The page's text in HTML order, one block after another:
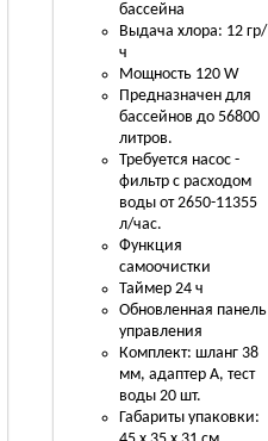
бассейна
Выдача хлора: 12 гр/
ч
Мощность 120 W
Предназначен для
бассейнов до 56800
литров.
Требуется насос -
фильтр с расходом
воды от 2650-11355
л/час.
Функция
самоочистки
Таймер 24 ч
Обновленная панель
управления
Комплект: шланг 38
мм, адаптер А, тест
воды 20 шт.
Габариты упаковки: